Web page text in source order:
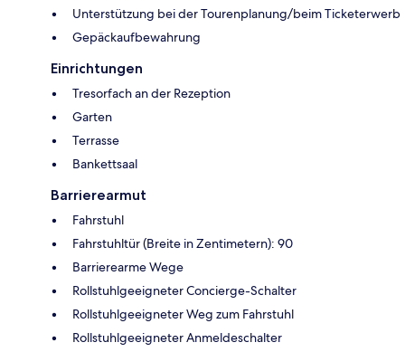
Unterstützung bei der Tourenplanung/beim Ticketerwerb
Gepäckaufbewahrung
Einrichtungen
Tresorfach an der Rezeption
Garten
Terrasse
Bankettsaal
Barrierearmut
Fahrstuhl
Fahrstuhltür (Breite in Zentimetern): 90
Barrierearme Wege
Rollstuhlgeeigneter Concierge-Schalter
Rollstuhlgeeigneter Weg zum Fahrstuhl
Rollstuhlgeeigneter Anmeldeschalter